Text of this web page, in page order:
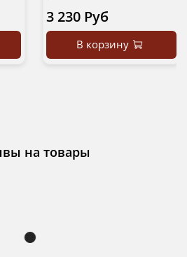
3 230 Руб
В корзину
на товары